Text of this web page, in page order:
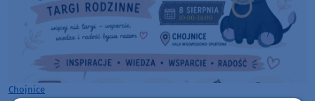
Chojnice